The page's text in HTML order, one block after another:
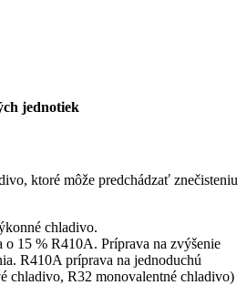
jednotiek
ktoré môže predchádzať znečisteniu
chladivo.
o 15 % R410A. Príprava na zvýšenie
R410A príprava na jednoduchú
chladivo, R32 monovalentné chladivo)